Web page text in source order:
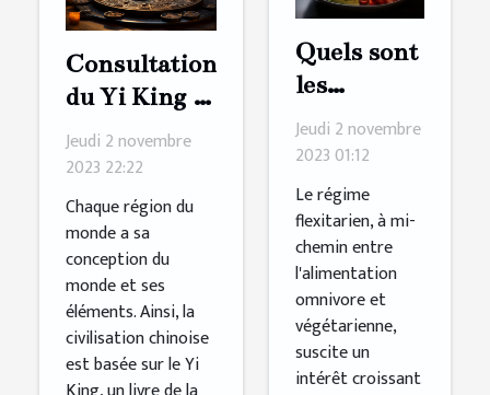
Consultation
du Yi King :
comment s’y
prendre ?
Jeudi 2 novembre
2023 22:22
Chaque région du
monde a sa
conception du
monde et ses
éléments. Ainsi, la
civilisation chinoise
est basée sur le Yi
Quels sont
les
avantages
à adopter
un régime
flexitarien
?
Jeudi 2 novembre
2023 01:12
Le régime
flexitarien, à mi-
chemin entre
l'alimentation
omnivore et
végétarienne,
suscite un
intérêt croissant